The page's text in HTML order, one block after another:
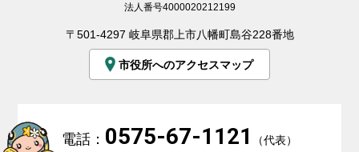
法人番号4000020212199
〒501-4297 岐阜県郡上市八幡町島谷228番地
市役所へのアクセスマップ
電話： 0575-67-1121 （代表）